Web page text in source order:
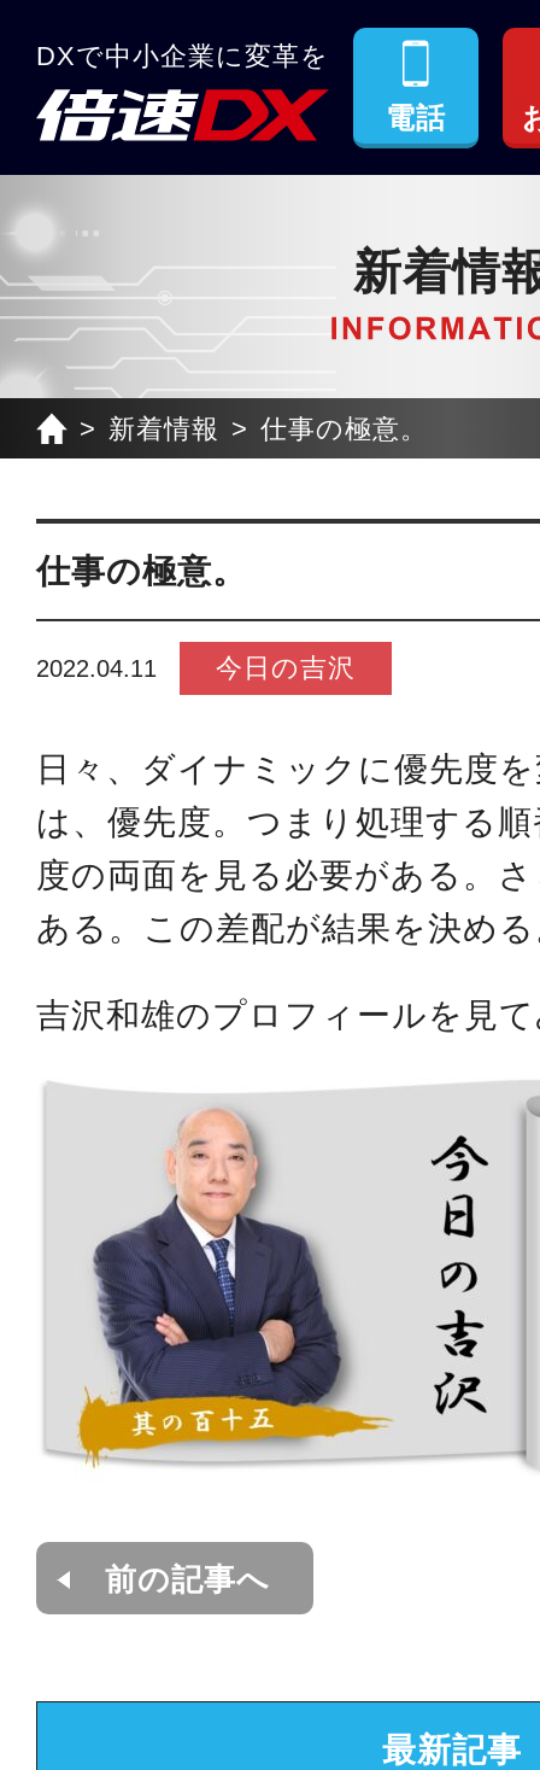
DXで中小企業に変革を
電話
新着情
新着情報 仕事の極意。
仕事の極意。
2022.04.11 今日の吉沢
日々、ダイナミックに優先度
は、優先度。つまり処理する
度の両面を見る必要がある。
ある。この差配が結果を決め
吉沢和雄のプロフィールを
前の記事へ
最新記事